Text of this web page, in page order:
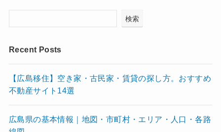
検索
Recent Posts
【広島移住】空き家・古民家・賃貸の探し方。おすすめ
不動産サイト14選
広島県の基本情報｜地図・市町村・エリア・人口・各路